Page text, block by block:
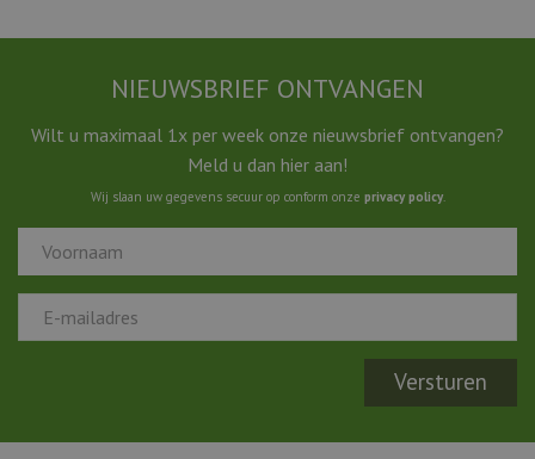
NIEUWSBRIEF ONTVANGEN
Wilt u maximaal 1x per week onze nieuwsbrief ontvangen?
Meld u dan hier aan!
Wij slaan uw gegevens secuur op conform onze privacy policy.